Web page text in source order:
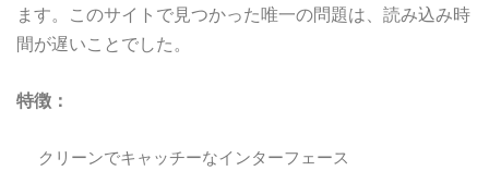
ます。このサイトで見つかった唯一の問題は、読み込み時
間が遅いことでした。
特徴：
クリーンでキャッチーなインターフェース